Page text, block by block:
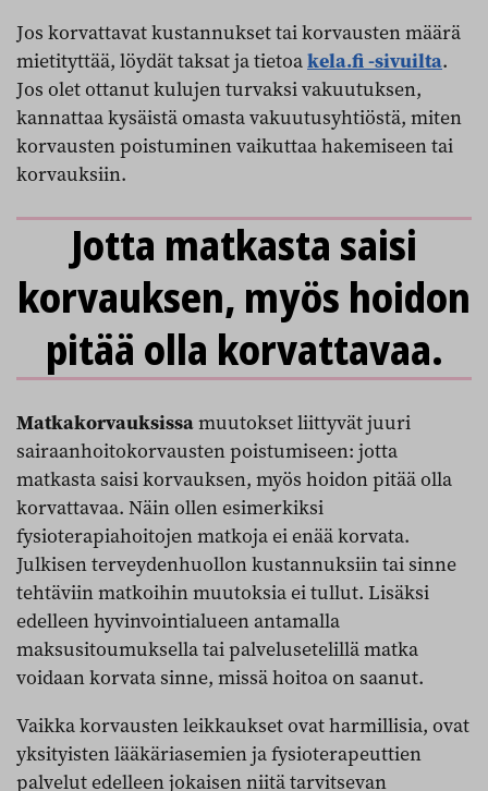
Jos korvattavat kustannukset tai korvausten määrä
mietityttää, löydät taksat ja tietoakela.fi -sivuilta.
Jos olet ottanut kulujen turvaksi vakuutuksen,
kannattaa kysäistä omasta vakuutusyhtiöstä, miten
korvausten poistuminen vaikuttaa hakemiseen tai
korvauksiin.
Jotta matkasta saisi
korvauksen, myös hoidon
pitää olla korvattavaa.
Matkakorvauksissamuutokset liittyvät juuri
sairaanhoitokorvausten poistumiseen: jotta
matkasta saisi korvauksen, myös hoidon pitää olla
korvattavaa. Näin ollen esimerkiksi
fysioterapiahoitojen matkoja ei enää korvata.
Julkisen terveydenhuollon kustannuksiin tai sinne
tehtäviin matkoihin muutoksia ei tullut. Lisäksi
edelleen hyvinvointialueen antamalla
maksusitoumuksella tai palvelusetelillä matka
voidaan korvata sinne, missä hoitoa on saanut.
Vaikka korvausten leikkaukset ovat harmillisia, ovat
yksityisten lääkäriasemien ja fysioterapeuttien
palvelut edelleen jokaisen niitä tarvitsevan